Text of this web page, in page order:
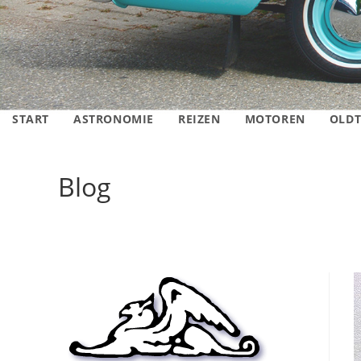
START ASTRONOMIE REIZEN MOTOREN
Blog